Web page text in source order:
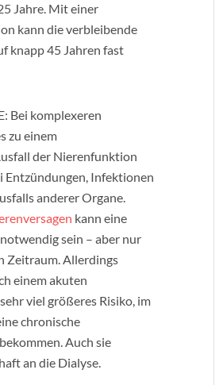
Jahre. Mit einer
kann die verbleibende
knapp 45 Jahren fast
Bei komplexeren
zu einem
der Nierenfunktion
Entzündungen, Infektionen
anderer Organe.
kann eine
sein – aber nur
Zeitraum. Allerdings
einem akuten
viel größeres Risiko, im
chronische
Auch sie
an die Dialyse.